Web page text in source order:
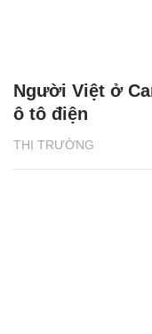
THỊ TRƯỜNG
Người Việt ở
ô tô điện